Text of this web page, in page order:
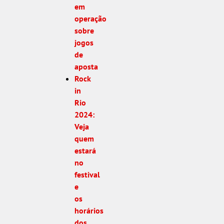
em
operação
sobre
jogos
de
aposta
Rock
in
Rio
2024:
Veja
quem
estará
no
festival
e
os
horários